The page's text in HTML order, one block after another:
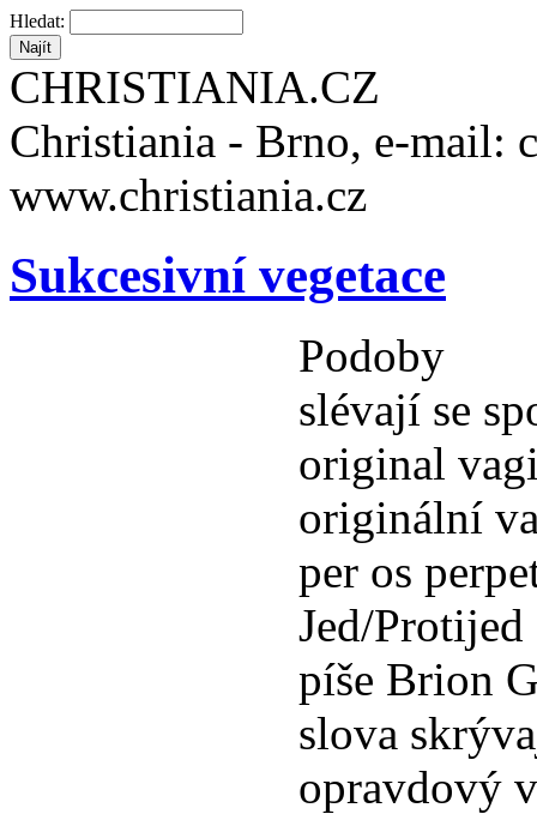
Hledat:
CHRISTIANIA.CZ
Christiania - Brno, e-mail:
www.christiania.cz
Sukcesivní vegetace
Podoby
slévají se
original
originální
per os
Jed/Protijed
píše Brion
slova
opravdový